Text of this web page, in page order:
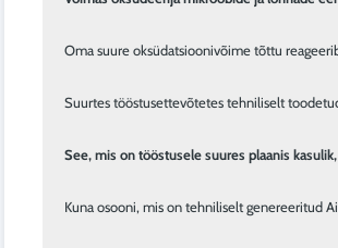
Oma suure oksüdatsioonivõime tõttu
Suurtes tööstusettevõtetes tehniliselt
See, mis on tööstusele suures plaanis
Kuna osooni, mis on tehniliselt genereeritud